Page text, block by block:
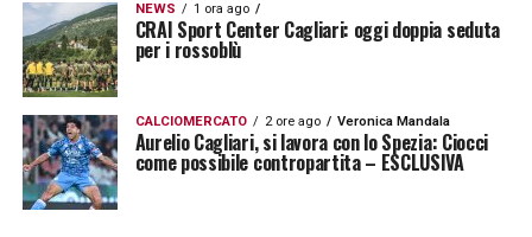
NEWS 1 ora ago
CRAI Sport Center Cagliari: oggi doppia seduta
per i rossoblù
CALCIOMERCATO 2 ore ago Veronica Mandala
Aurelio Cagliari, si lavora con lo Spezia: Ciocci
come possibile contropartita – ESCLUSIVA